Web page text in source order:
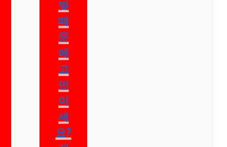
때
문
에
고
민
이
세
요?